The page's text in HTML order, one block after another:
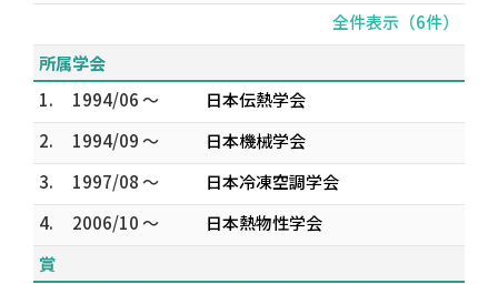
全件表示（6件）
所属学会
1.
1994/06 ～
日本伝熱学会
2.
1994/09 ～
日本機械学会
3.
1997/08 ～
日本冷凍空調学会
4.
2006/10 ～
日本熱物性学会
賞